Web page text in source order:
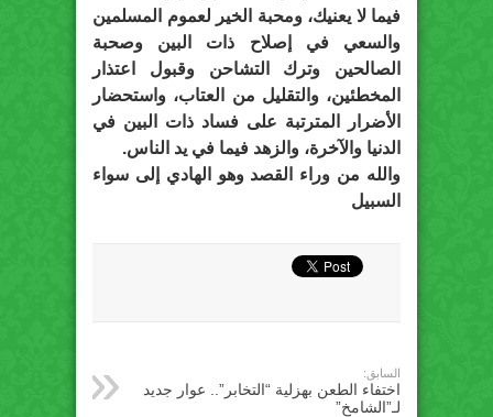
فيما لا يعنيك، ومحبة الخير لعموم المسلمين
والسعي في إصلاح ذات البين وصحبة
الصالحين وترك التشاحن وقبول اعتذار
المخطئين، والتقليل من العتاب، واستحضار
الأضرار المترتبة على فساد ذات البين في
الدنيا والآخرة، والزهد فيما في يد الناس.
والله من وراء القصد وهو الهادي إلى سواء
السبيل
السابق:
اختفاء الطعن بهزلية “التخابر”.. عوار جديد
لـ”الشامخ”